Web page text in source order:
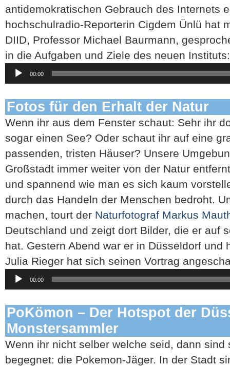
antidemokratischen Gebrauch des Internets
hochschulradio-Reporterin Cigdem Ünlü hat
DIID, Professor Michael Baurmann,
in die Aufgaben und Ziele des neuen Instituts:
Player
00:00
Fotos für den Erhalt der Natur
Wenn ihr aus dem Fenster schaut: Sehr ihr
sogar einen See? Oder schaut ihr auf eine
passenden, tristen Häuser? Unsere
Großstadt immer weiter von der Natur
und spannend wie man es sich kaum
durch das Handeln der Menschen bedroht.
machen, tourt der Naturfotograf Markus
Deutschland und zeigt dort Bilder, die er auf
hat. Gestern Abend war er in Düsseldorf und
Julia Rieger hat sich seinen Vortrag
Player
00:00
PoKömon – Der Hotspot der
Monstersammler
Wenn ihr nicht selber welche seid, dann
begegnet: die Pokemon-Jäger. In der Stadt